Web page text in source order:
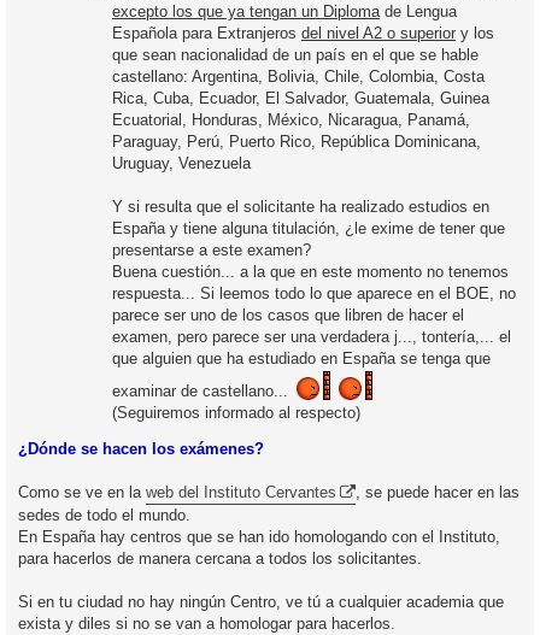
excepto los que ya tengan un Diploma de Lengua
Española para Extranjeros del nivel A2 o superior y los
que sean nacionalidad de un país en el que se hable
castellano: Argentina, Bolivia, Chile, Colombia, Costa
Rica, Cuba, Ecuador, El Salvador, Guatemala, Guinea
Ecuatorial, Honduras, México, Nicaragua, Panamá,
Paraguay, Perú, Puerto Rico, República Dominicana,
Uruguay, Venezuela
Y si resulta que el solicitante ha realizado estudios en
España y tiene alguna titulación, ¿le exime de tener que
presentarse a este examen?
Buena cuestión... a la que en este momento no tenemos
respuesta... Si leemos todo lo que aparece en el BOE, no
parece ser uno de los casos que libren de hacer el
examen, pero parece ser una verdadera j..., tontería,... el
que alguien que ha estudiado en España se tenga que
examinar de castellano...
(Seguiremos informado al respecto)
¿Dónde se hacen los exámenes?
Como se ve en la web del Instituto Cervantes
, se puede hacer en las
sedes de todo el mundo.
En España hay centros que se han ido homologando con el Instituto,
para hacerlos de manera cercana a todos los solicitantes.
Si en tu ciudad no hay ningún Centro, ve tú a cualquier academia que
exista y diles si no se van a homologar para hacerlos.